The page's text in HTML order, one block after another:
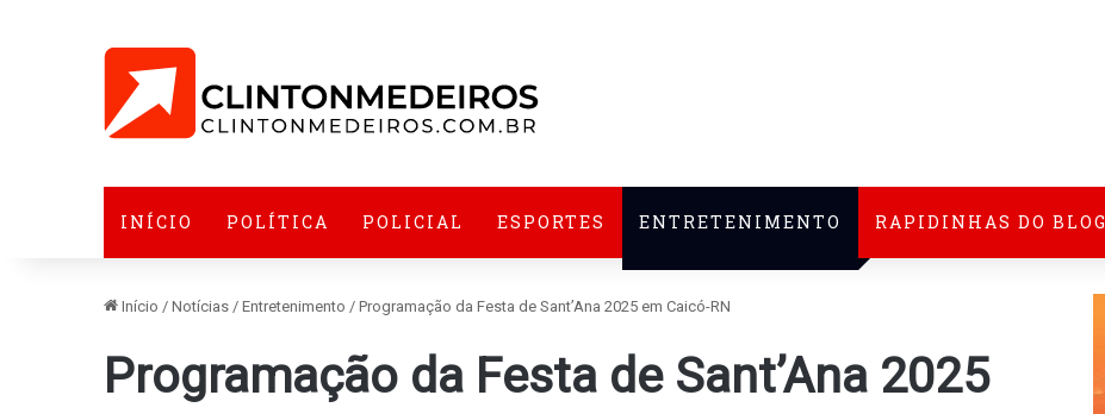
INÍCIO POLÍTICA POLICIAL ESPORTES ENTRETENIMENTO RAPIDINHAS DO BLOG
Início / Notícias / Entretenimento / Programação da Festa de Sant’Ana 2025 em Caicó-RN
Programação da Festa de Sant’Ana 2025